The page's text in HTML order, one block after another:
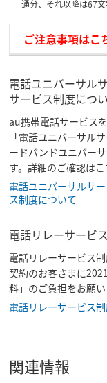
通分、それ以降は67
ご注意事項はこ
電話ユニバーサル
サービス制度につ
au携帯電話サービス
「電話ユニバーサル
ードバンドユニバー
す。詳細のご確認はこ
電話ユニバーサルサ
ス制度について
電話リレーサービ
電話リレーサービス
契約のお客さまに
料」のご負担をお願
電話リレーサービス
関連情報